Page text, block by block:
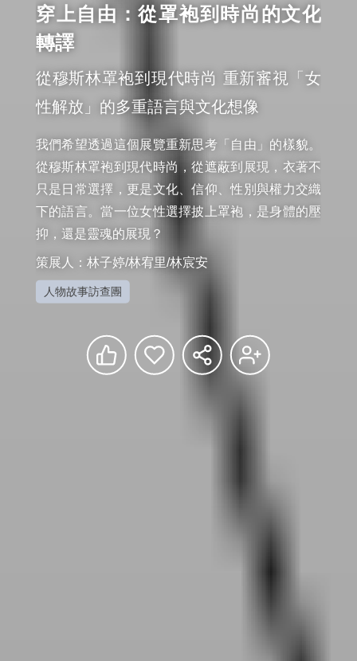
穿上自由：從罩袍到時尚的文化
轉譯
從穆斯林罩袍到現代時尚 重新審視「女
性解放」的多重語言與文化想像
我們希望透過這個展覽重新思考「自由」的樣貌。
從穆斯林罩袍到現代時尚，從遮蔽到展現，衣著不
只是日常選擇，更是文化、信仰、性別與權力交織
下的語言。當一位女性選擇披上罩袍，是身體的壓
策展人：林子婷/林宥里/林宸安
人物故事訪查團